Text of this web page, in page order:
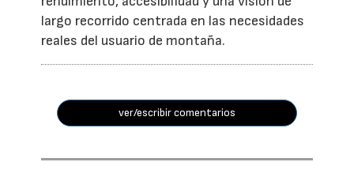
largo recorrido centrada en las necesidades
reales del usuario de montaña.
ver/escribir comentarios